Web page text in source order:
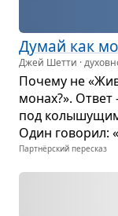
Думай как
Джей Шетти ·
Почему не
монах?».
под
Один гово­рил:
Партнёрский пересказ